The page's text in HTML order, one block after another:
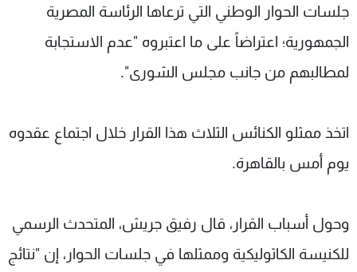
جلسات الحوار الوطني التي ترعاها الرئاسة المصرية
الجمهورية؛ اعتراضاً على ما اعتبروه "عدم الاستجابة
لمطالبهم من جانب مجلس الشورى".
اتخذ ممثلو الكنائس الثلاث هذا القرار خلال اجتماع عقدوه
يوم أمس بالقاهرة.
وحول أسباب القرار، قال رفيق جريش، المتحدث الرسمي
للكنيسة الكاثوليكية وممثلها في جلسات الحوار، إن "نتائج
عن MTV
لاعلاناتكم
وظائف
تواصل معنا
شروط الإسـتخدام